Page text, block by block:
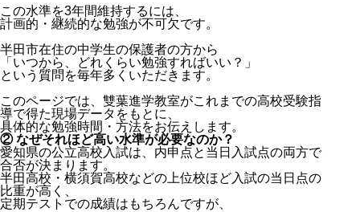
この水準を3年間維持するには、
計画的・継続的な勉強が不可欠です。
半田市在住の中学生の保護者の方から
「いつから、どれくらい勉強すればいい？」
という質問を毎年多くいただきます。
このページでは、雙葉進学教室がこれまでの高校受験指
導で得た現場データをもとに、
具体的な勉強時間・方法をお伝えします。
② なぜそれほど高い水準が必要なのか？
愛知県の公立高校入試は、内申点と当日入試点の両方で
合否が決まります。
半田高校・横須賀高校などの上位校ほど入試の当日点の
比重が高く、
定期テストでの成績はもちろんですが、